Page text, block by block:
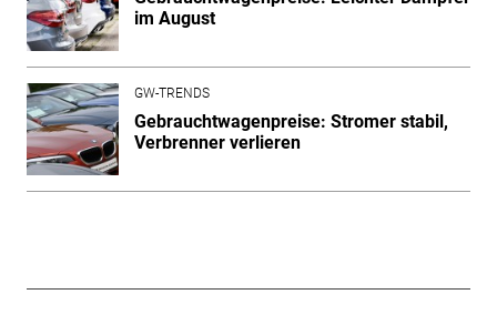
im August
GW-TRENDS
Gebrauchtwagenpreise: Stromer stabil,
Verbrenner verlieren